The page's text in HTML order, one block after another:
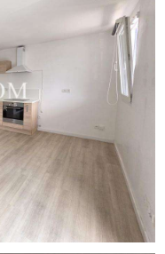
/ mois (incluant eau
Classe C (Faible
annuels : entre 600
2023).
commercial en